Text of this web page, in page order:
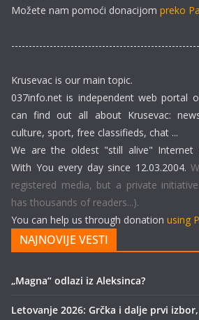
Možete nam pomoći donacijom preko
Krusevac is our main topic.
037info.net is independent web portal
can find out all about Krusevac:
culture, sport, free classifieds, chat ...
We are the oldest "still alive" Internet
With You every day since 12.03.2004.
registered media, but a private
has thousands of readers...).
You can help us through donation using
NAJNOVIJE VESTI
„Magna“ odlazi iz Aleksinca?
Letovanje 2026: Grčka i dalje prvi